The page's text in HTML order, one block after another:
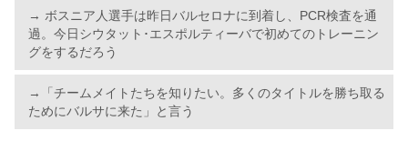
→ ボスニア人選手は昨日バルセロナに到着し、PCR検査を通
過。今日シウタット･エスポルティーバで初めてのトレーニン
グをするだろう
→「チームメイトたちを知りたい。多くのタイトルを勝ち取る
ためにバルサに来た」と言う